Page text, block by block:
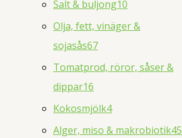
Salt & buljong10
Olja, fett, vinäger &
sojasås67
Tomatprod, röror, såser &
dippar16
Kokosmjölk4
Alger, miso & makrobiotik45